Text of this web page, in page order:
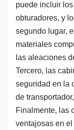
puede incluir
obturadores, y
segundo lugar,
materiales
las aleaciones
Tercero, las
seguridad en la
de
Finalmente, las
ventajosas en